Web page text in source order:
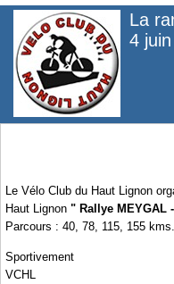
La
4 juin
Le Vélo Club du Haut Lignon
Haut Lignon " Rallye MEYGAL
Parcours : 40, 78, 115, 155 kms.
Sportivement
VCHL